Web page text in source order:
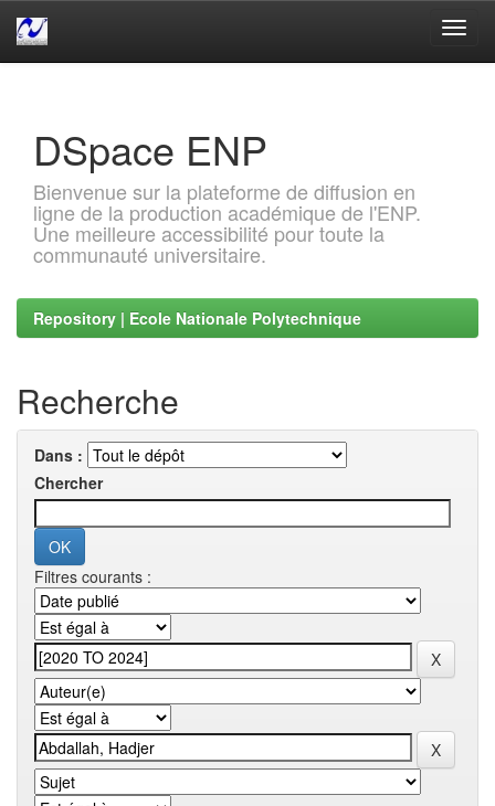
DSpace ENP
Bienvenue sur la plateforme de diffusion en
ligne de la production académique de l'ENP.
Une meilleure accessibilité pour toute la
communauté universitaire.
Repository | Ecole Nationale Polytechnique
Recherche
Dans :
Chercher
Filtres courants :